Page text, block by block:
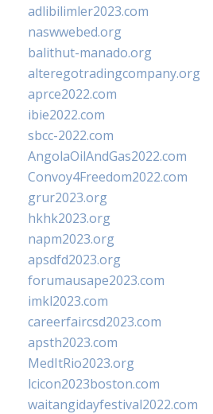
adlibilimler2023.com
naswwebed.org
balithut-manado.org
alteregotradingcompany.org
aprce2022.com
ibie2022.com
sbcc-2022.com
AngolaOilAndGas2022.com
Convoy4Freedom2022.com
grur2023.org
hkhk2023.org
napm2023.org
apsdfd2023.org
forumausape2023.com
imkl2023.com
careerfaircsd2023.com
apsth2023.com
MedItRio2023.org
lcicon2023boston.com
waitangidayfestival2022.com